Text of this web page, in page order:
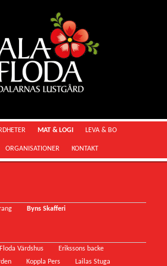
MAT & LOGI LEVA & BO
ORGANISATIONER KONTAKT
Byns Skafferi
Värdshus
Erikssons backe
Koppla Pers
Lailas Stuga